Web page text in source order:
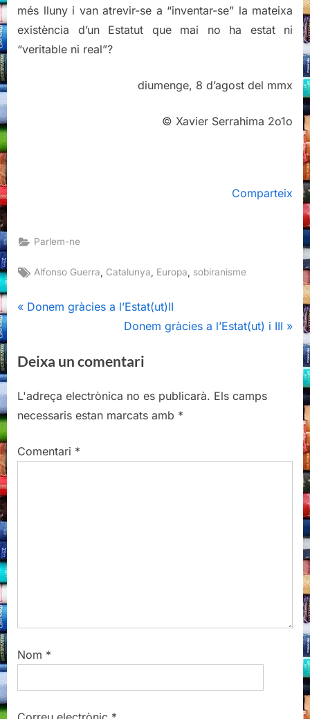
més lluny i van atrevir-se a “inventar-se” la mateixa
existència d’un Estatut que mai no ha estat ni
“veritable ni real”?
diumenge, 8 d’agost del mmx
© Xavier Serrahima 2o1o
Comparteix
Parlem-ne
Tags:
Alfonso Guerra Catalunya Europa sobiranisme
Navegació
P
v
o
u
P
Donem gràcies a l’Estat(ut)II
N
x
P
o
t
Donem gràcies a l’Estat(ut) i III
Deixa un comentari
L'adreça electrònica no es publicarà. Els camps
necessaris estan marcats amb *
Comentari *
Nom *